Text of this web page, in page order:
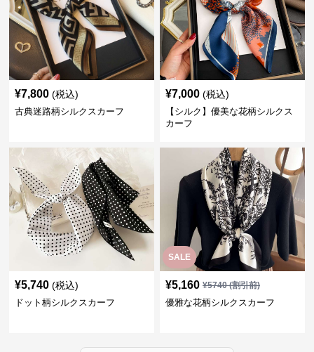
¥7,800 (税込)
古典迷路柄シルクスカーフ
¥7,000 (税込)
【シルク】優美な花柄シルクス
カーフ
¥5,740 (税込)
ドット柄シルクスカーフ
SALE
¥5,160 ¥5740(割引前)
優雅な花柄シルクスカーフ